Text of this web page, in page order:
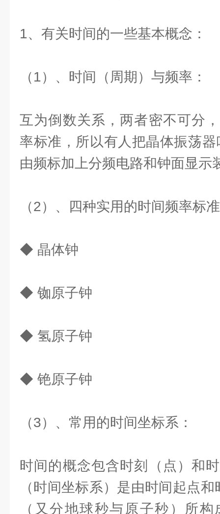
1、有关时间的一些基本概念：
（1）、时间（周期）与频率：
互为倒数关系，两者密不可分
率标准，所以有人把晶体振荡器
由频标加上分频电路和钟面显示
（2）、四种实用的时间频率标
◆ 晶体钟
◆ 铷原子钟
◆ 氢原子钟
◆ 铯原子钟
（3）、常用的时间坐标系：
时间的概念包含时刻（点）和
（时间坐标系）是由时间起点
（又分地球秒与原子秒）所